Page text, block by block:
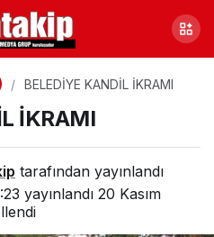
BELEDİYE KANDİL İKRAMI
İKRAMI
tarafından yayınlandı
yayınlandı 20 Kasım
Paylaş